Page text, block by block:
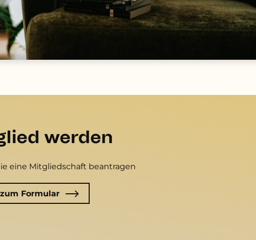
werden
eine Mitgliedschaft beantragen
zum Formular